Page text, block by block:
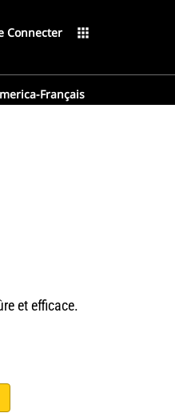
Connecter apps
Français
et efficace.